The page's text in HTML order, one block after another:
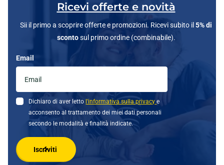
Ricevi offerte e novità
Sii il primo a scoprire offerte e promozioni. Ricevi subito il 5% di
scontosul primo ordine (combinabile).
Email
Dichiaro di aver letto l'informativa sulla privacye
acconsento al trattamento dei miei dati personali
secondo le modalità e finalità indicate.
Iscriviti